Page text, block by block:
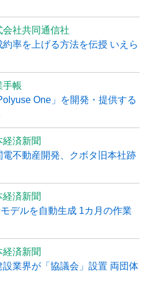
会社共同通信社
率を上げる方法を伝授 いえら
手帳
One」を開発・提供する
経済新聞
不動産開発、クボタ旧本社跡
経済新聞
デルを自動生成 1カ月の作業
経済新聞
業界が「協議会」設置 両団体